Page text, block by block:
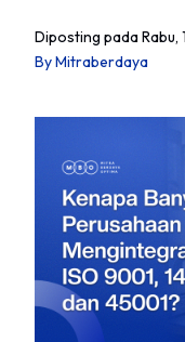
Diposting padaRabu,
ByMitraberdaya